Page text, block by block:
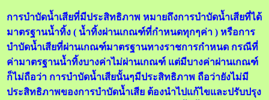
การบำบัดน้ำเสียที่มีประสิทธิภาพ หมายถึงการบำบัดน้ำเสียที่ได้
มาตรฐานน้ำทิ้ง ( น้ำทิ้งผ่านเกณฑ์ที่กำหนดทุกๆค่า ) หรือการ
บำบัดน้ำเสียที่ผ่านเกณฑ์มาตรฐานทางราชการกำหนด กรณีที่
ค่ามาตรฐานน้ำทิ้งบางค่าไม่ผ่านเกณฑ์ แต่มีบางค่าผ่านเกณฑ์
ก็ไม่ถือว่า การบำบัดน้ำเสียนั้นๆมีประสิทธิภาพ ถือว่ายังไม่มี
ประสิทธิภาพของการบำบัดน้ำเสีย ต้องนำไปแก้ไขและปรับปรุง